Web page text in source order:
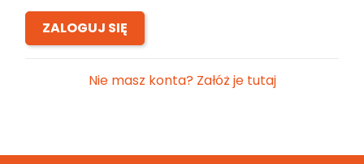
ZALOGUJ SIĘ
Nie masz konta? Załóż je tutaj